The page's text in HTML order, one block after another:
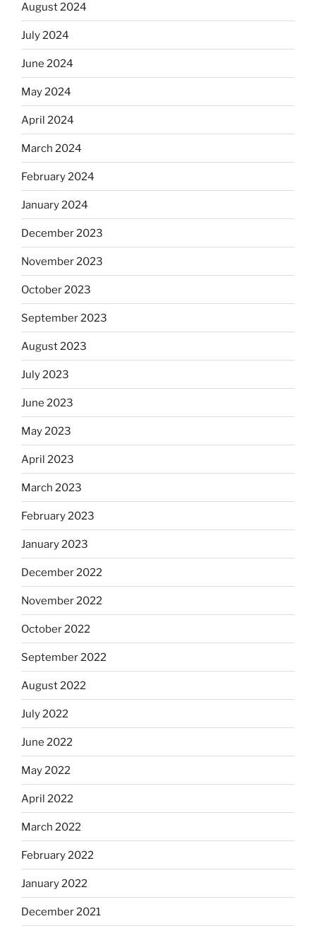
August 2024
July 2024
June 2024
May 2024
April 2024
March 2024
February 2024
January 2024
December 2023
November 2023
October 2023
September 2023
August 2023
July 2023
June 2023
May 2023
April 2023
March 2023
February 2023
January 2023
December 2022
November 2022
October 2022
September 2022
August 2022
July 2022
June 2022
May 2022
April 2022
March 2022
February 2022
January 2022
December 2021